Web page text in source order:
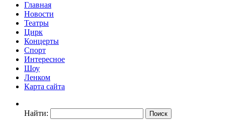
Главная
Новости
Театры
Цирк
Концерты
Спорт
Интересное
Шоу
Ленком
Карта сайта
Найти: